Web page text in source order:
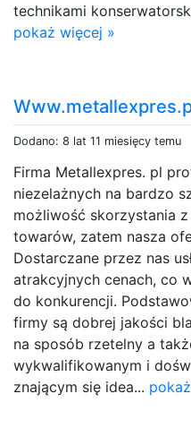
technikami
pokaż więcej »
Dodano: 8 lat 11 miesięcy temu
Firma Metallexpres. pl
niezelażnych na bardzo
możliwość skorzystania
towarów, zatem nasza
Dostarczane przez nas
atrakcyjnych cenach, co
do konkurencji.
firmy są dobrej jakości
na sposób rzetelny a
wykwalifikowanym i
znającym się idea...